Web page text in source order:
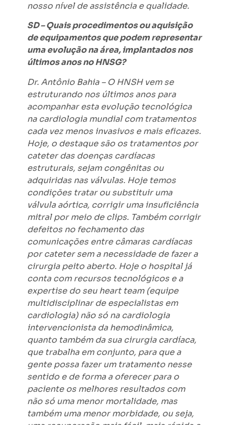
nosso nível de assistência e qualidade.
SD – Quais procedimentos ou aquisição
de equipamentos que podem representar
uma evolução na área, implantados nos
últimos anos no HNSG?
Dr. Antônio Bahia – O HNSH vem se
estruturando nos últimos anos para
acompanhar esta evolução tecnológica
na cardiologia mundial com tratamentos
cada vez menos invasivos e mais eficazes.
Hoje, o destaque são os tratamentos por
cateter das doenças cardíacas
estruturais, sejam congênitas ou
adquiridas nas válvulas. Hoje temos
condições tratar ou substituir uma
válvula aórtica, corrigir uma insuficiência
mitral por meio de clips. Também corrigir
defeitos no fechamento das
comunicações entre câmaras cardíacas
por cateter sem a necessidade de fazer a
cirurgia peito aberto. Hoje o hospital já
conta com recursos tecnológicos e a
expertise do seu heart team (equipe
multidisciplinar de especialistas em
cardiologia) não só na cardiologia
intervencionista da hemodinâmica,
quanto também da sua cirurgia cardíaca,
que trabalha em conjunto, para que a
gente possa fazer um tratamento nesse
sentido e de forma a oferecer para o
paciente os melhores resultados com
não só uma menor mortalidade, mas
também uma menor morbidade, ou seja,